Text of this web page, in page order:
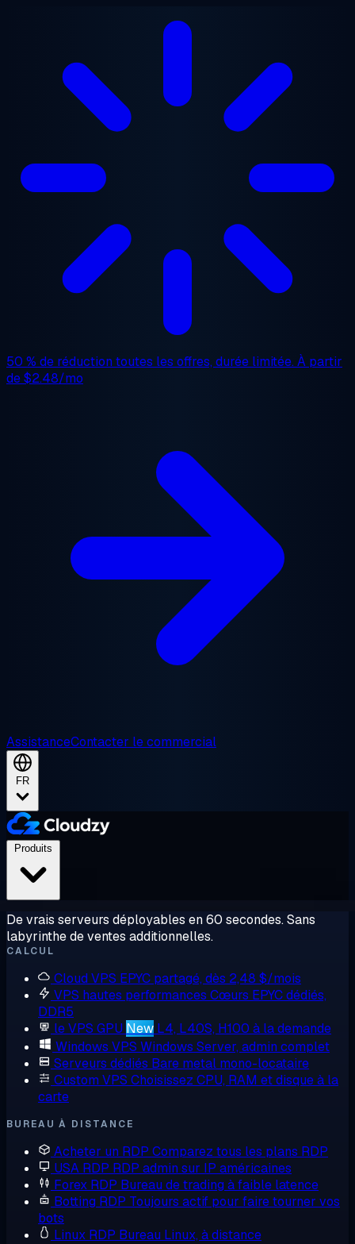
50 % de réduction toutes les offres, durée limitée. À partir
de$2.48/mo
AssistanceContacter le commercial
FR
De vrais serveurs déployables en 60 secondes. Sans
labyrinthe de ventes additionnelles.
CALCUL
Cloud VPS EPYC partagé, dès 2,48 $/mois
VPS hautes performances Cœurs EPYC dédiés,
DDR5
le VPS GPU New L4, L40S, H100 à la demande
Windows VPS Windows Server, admin complet
Serveurs dédiés Bare metal mono-locataire
Custom VPS Choisissez CPU, RAM et disque à la
carte
BUREAU À DISTANCE
Acheter un RDP Comparez tous les plans RDP
USA RDP RDP admin sur IP américaines
Forex RDP Bureau de trading à faible latence
Botting RDP Toujours actif pour faire tourner vos
bots
Linux RDP Bureau Linux, à distance